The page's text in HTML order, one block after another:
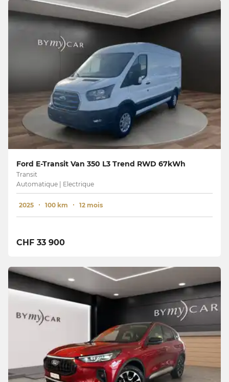
Ford E-Transit Van 350 L3 Trend RWD 67kWh
Transit
Automatique | Electrique
2025 100 km 12 mois
CHF 33 900